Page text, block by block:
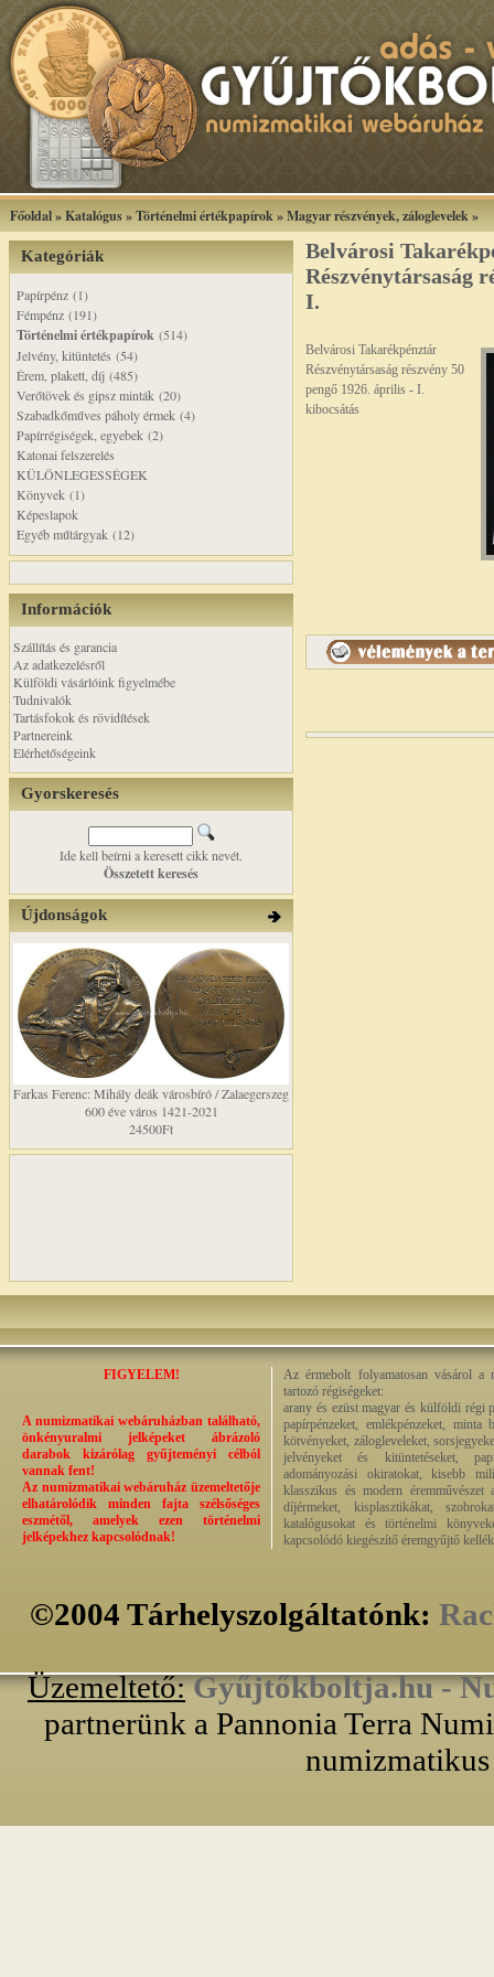
Főoldal»Katalógus»Történelmi értékpapírok»Magyar részvények, záloglevelek»
Kategóriák
Papírpénz (1)
Fémpénz (191)
Történelmi értékpapírok (514)
Jelvény, kitüntetés (54)
Érem, plakett, díj (485)
Verőtövek és gipsz minták (20)
Szabadkőműves páholy érmek (4)
Papírrégiségek, egyebek (2)
Katonai felszerelés
KÜLÖNLEGESSÉGEK
Könyvek (1)
Képeslapok
Egyéb műtárgyak (12)
Információk
Szállítás és garancia
Az adatkezelésről
Külföldi vásárlóink figyelmébe
Tudnivalók
Tartásfokok és rövidítések
Partnereink
Elérhetőségeink
Gyorskeresés
Ide kell beírni a keresett cikk nevét.
Összetett keresés
Újdonságok
Farkas Ferenc: Mihály deák városbíró / Zalaegerszeg
600 éve város 1421-2021
24500Ft
Belvárosi
Részvénytársaság
I.
Belvárosi Takarékpénztár
Részvénytársaság részvény 50
pengő 1926. április - I.
kibocsátás
FIGYELEM!
A numizmatikai webáruházban található,
önkényuralmi jelképeket ábrázoló
darabok kizárólag gyűjteményi célból
vannak fent!
Az numizmatikai webáruház üzemeltetője
elhatárolódik minden fajta szélsőséges
eszmétől, amelyek ezen történelmi
jelképekhez kapcsolódnak!
Az érmebolt folyamatosan vásárol a
tartozó régiségeket:
arany és ezüst magyar és külföldi régi
papírpénzeket, emlékpénzeket, minta
kötvényeket, zálogleveleket,
jelvényeket és kitüntetéseket,
adományozási okiratokat, kisebb
klasszikus és modern éremművészet
díjérmeket, kisplasztikákat,
katalógusokat és történelmi
kapcsolódó kiegészítő éremgyűjtő
©2004 Tárhelyszolgáltatónk:
Üzemeltető: Gyűjtőkboltja.hu -
partnerünk a Pannonia Terra
numizmatikus